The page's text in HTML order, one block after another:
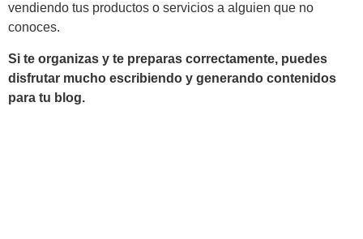
vendiendo tus productos o servicios a alguien que no
conoces.
Si te organizas y te preparas correctamente, puedes
disfrutar mucho escribiendo y generando contenidos
para tu blog.